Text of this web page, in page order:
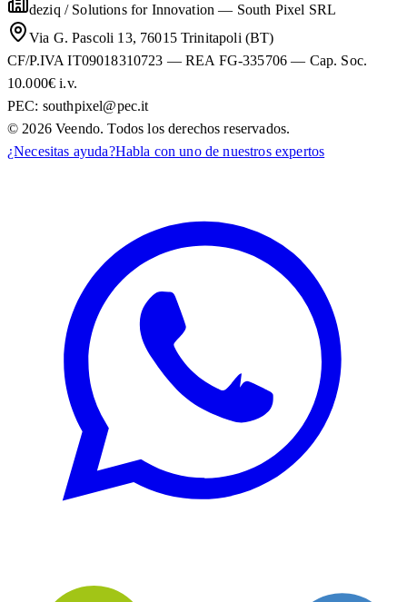
deziq / Solutions for Innovation — South Pixel SRL
Via G. Pascoli 13, 76015 Trinitapoli (BT)
CF/P.IVA IT09018310723 — REA FG-335706 — Cap. Soc.
10.000€ i.v.
PEC: southpixel@pec.it
© 2026 Veendo. Todos los derechos reservados.
¿Necesitas ayuda?Habla con uno de nuestros expertos